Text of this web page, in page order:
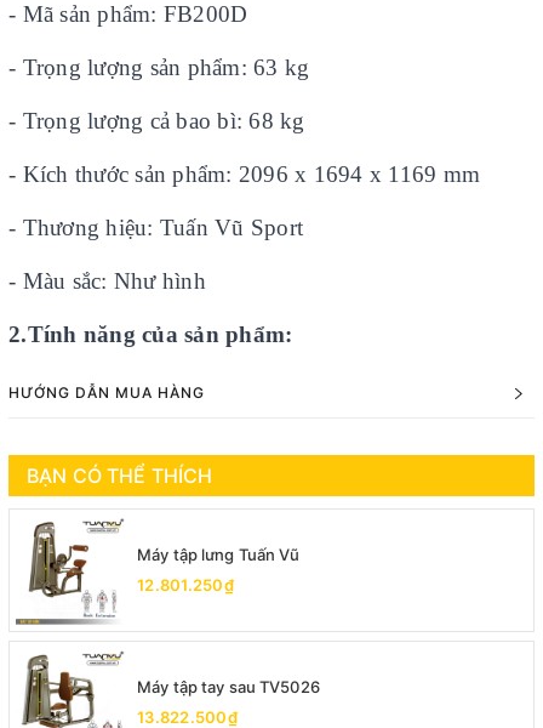
- Mã sản phẩm: FB200D
- Trọng lượng sản phẩm: 63 kg
- Trọng lượng cả bao bì: 68 kg
- Kích thước sản phẩm: 2096 x 1694 x 1169 mm
- Thương hiệu: Tuấn Vũ Sport
- Màu sắc: Như hình
2.Tính năng của sản phẩm:
HƯỚNG DẪN MUA HÀNG
BẠN CÓ THỂ THÍCH
Máy tập lưng Tuấn Vũ
12.801.250₫
Máy tập tay sau TV5026
13.822.500₫